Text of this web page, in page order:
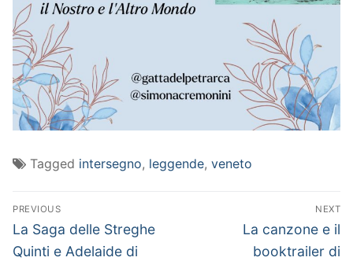
Tagged intersegno, leggende, veneto
Navigazione
articoli
PREVIOUS
Previous
post:
La Saga delle Streghe
Quinti e Adelaide di
NEXT
Next
post:
La canzone e il
booktrailer di